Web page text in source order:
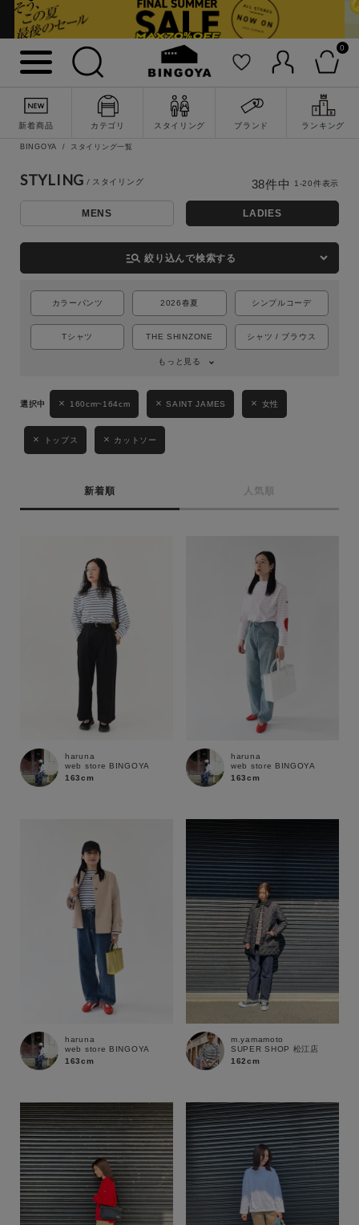
0
新着商品 カテゴリ スタイリング ブランド ランキング
詳細検索
キーワード
性別
MENS LADIES KIDS
カテゴリ
BINGOYA スタイリング一覧
STYLING
MENS LADIES
manage_search 絞り込んで検索する
カラーパンツ 2026春夏 シンプルコーデ
Tシャツ THE SHINZONE シャツ / ブラウス
もっと見る
160cm~164cm SAINT JAMES 女性
トップス カットソー
新着順 人気順
38件中 1-20件表示
haruna
web store BINGOYA
163cm
haruna
web store BINGOYA
163cm
haruna
web store BINGOYA
163cm
m.yamamoto
SUPER SHOP 松江店
162cm